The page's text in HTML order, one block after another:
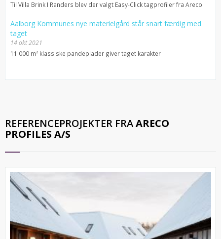
Til Villa Brink I Randers blev der valgt Easy-Click tagprofiler fra Areco
Aalborg Kommunes nye materielgård står snart færdig med
taget
14 okt 2021
11.000 m² klassiske pandeplader giver taget karakter
REFERENCEPROJEKTER FRAARECO
PROFILES A/S